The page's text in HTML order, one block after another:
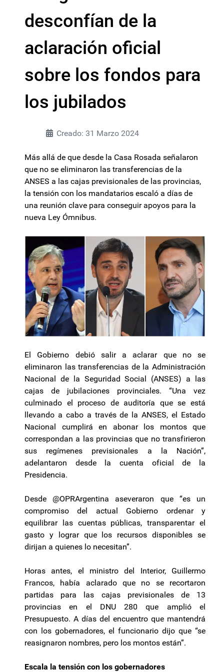
desconfían de la
aclaración oficial
sobre los fondos para
los jubilados
Creado: 31 Marzo 2024
Más allá de que desde la Casa Rosada señalaron
que no se eliminaron las transferencias de la
ANSES a las cajas previsionales de las provincias,
la tensión con los mandatarios escaló a días de
una reunión clave para conseguir apoyos para la
nueva Ley Ómnibus.
El Gobierno debió salir a aclarar que no se
eliminaron las transferencias de la Administración
Nacional de la Seguridad Social (ANSES) a las
cajas de jubilaciones provinciales. “Una vez
culminado el proceso de auditoría que se está
llevando a cabo a través de la ANSES, el Estado
Nacional cumplirá en abonar los montos que
correspondan a las provincias que no transfirieron
sus regímenes previsionales a la Nación”,
adelantaron desde la cuenta oficial de la
Presidencia.
Desde @OPRArgentina aseveraron que “es un
compromiso del actual Gobierno ordenar y
equilibrar las cuentas públicas, transparentar el
gasto y lograr que los recursos disponibles se
dirijan a quienes lo necesitan”.
Horas antes, el ministro del Interior, Guillermo
Francos, había aclarado que no se recortaron
partidas para las cajas previsionales de 13
provincias en el DNU 280 que amplió el
Presupuesto. A días del encuentro que mantendrá
con los gobernadores, el funcionario dijo que “se
reasignaron nombres, pero los montos están”.
Escala la tensión con los gobernadores